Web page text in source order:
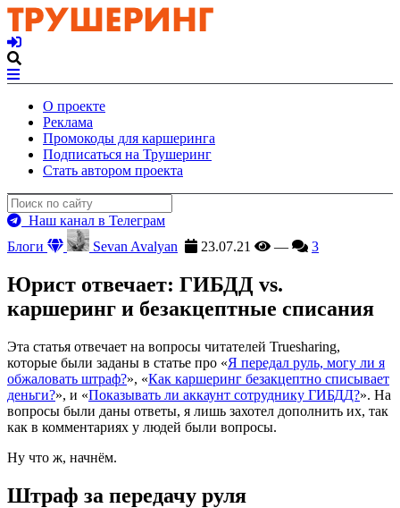
О проекте
Реклама
Промокоды для каршеринга
Подписаться на Трушеринг
Стать автором проекта
Наш канал в Телеграм
Блоги
Sevan Avalyan 23.07.21 — 3
Юрист отвечает: ГИБДД vs.
каршеринг и безакцептные списания
Эта статья отвечает на вопросы читателей Truesharing,
которые были заданы в статье про «Я передал руль, могу ли я
обжаловать штраф?», «Как каршеринг безакцептно списывает
деньги?», и «Показывать ли аккаунт сотруднику ГИБДД?». На
вопросы были даны ответы, я лишь захотел дополнить их, так
как в комментариях у людей были вопросы.
Ну что ж, начнём.
Штраф за передачу руля